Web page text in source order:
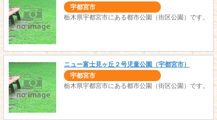
宇都宮市
栃木県宇都宮市にある都市公園（街区公園）です。
ニュー富士見ヶ丘２号児童公園（宇都宮市）
宇都宮市
栃木県宇都宮市にある都市公園（街区公園）です。